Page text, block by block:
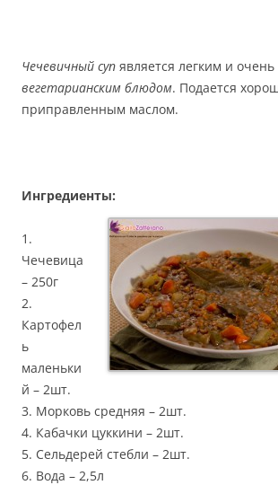
Чечевичный суп является легким и
вегетарианским блюдом. Подается
приправленным маслом.
Ингредиенты:
1.
Чечевица
– 250г
2.
Картофел
ь
маленьки
й – 2шт.
3. Морковь средняя – 2шт.
4. Кабачки цуккини – 2шт.
5. Сельдерей стебли – 2шт.
6. Вода – 2,5л